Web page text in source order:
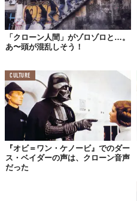
「クローン人間」がゾロゾロと…。
あ〜頭が混乱しそう！
CULTURE
『オビ＝ワン・ケノービ』でのダー
ス・ベイダーの声は、クローン音声
だった